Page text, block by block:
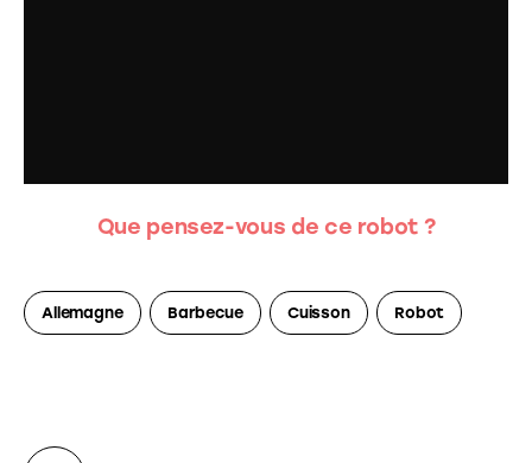
Que pensez-vous de ce robot ?
Allemagne Barbecue Cuisson Robot